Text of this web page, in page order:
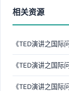
相关资源
《TED演讲之国
《TED演讲之国
《TED演讲之国